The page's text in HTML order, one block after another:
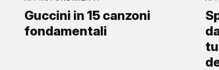
Guccini in 15 canzoni
fondamentali